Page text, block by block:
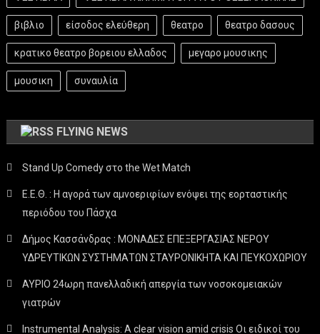
βιβλιο είσοδος ελεύθερη θεατρο θεατρο δασους
κρατικο θεατρο βορειου ελλαδος μεγαρο μουσικης
μουσικη συναυλία
FLYING NEWS
Stand Up Comedy στο the Wet Match
Ε.Ε.Θ. : Η αγορά των αμνοεριφίων ενόψει της εορταστικής
περιόδου του Πάσχα
Δήμος Κασσάνδρας : ΜΟΝΑΔΕΣ ΕΠΕΞΕΡΓΑΣΙΑΣ ΝΕΡΟΥ
ΥΔΡΕΥΤΙΚΩΝ ΣΥΣΤΗΜΑΤΩΝ ΣΤΑΥΡΟΝΙΚΗΤΑ ΚΑΙ ΠΕΥΚΟΧΩΡΙΟΥ
ΑΥΡΙΟ 24ωρη πανελλαδική απεργία των νοσοκομειακών
γιατρών
Instrumental Analysis: A clear vision amid crisis Οι ειδικοί του